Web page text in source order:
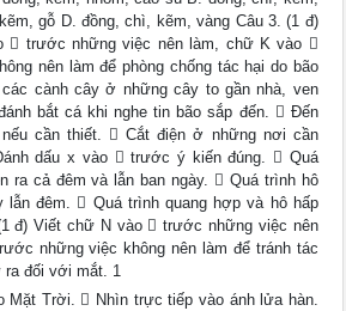
gỗ D. đồng, chì, kẽm, vàng Câu 3. (1 đ)
￿ trước những việc nên làm, chữ K vào ￿
nên làm để phòng chống tác hại do bão
cành cây ở những cây to gần nhà, ven
bắt cá khi nghe tin bão sắp đến. ￿ Đến
cần thiết. ￿ Cắt điện ở những nơi cần
dấu x vào ￿ trước ý kiến đúng. ￿ Quá
ra cả đêm và lẫn ban ngày. ￿ Quá trình hô
lẫn đêm. ￿ Quá trình quang hợp và hô hấp
đ) Viết chữ N vào ￿ trước những việc nên
những việc không nên làm để tránh tác
ra đối với mắt. 1
Mặt Trời. ￿ Nhìn trực tiếp vào ánh lửa hàn.